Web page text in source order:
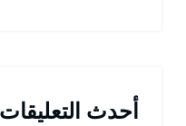
أحدث التعليقات